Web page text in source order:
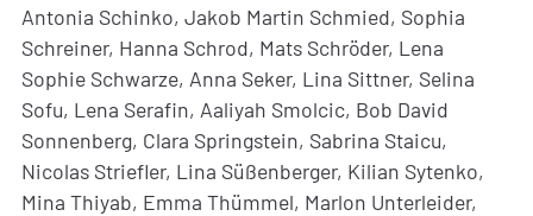
Antonia Schinko, Jakob Martin Schmied, Sophia
Schreiner, Hanna Schrod, Mats Schröder, Lena
Sophie Schwarze, Anna Seker, Lina Sittner, Selina
Sofu, Lena Serafin, Aaliyah Smolcic, Bob David
Sonnenberg, Clara Springstein, Sabrina Staicu,
Nicolas Striefler, Lina Süßenberger, Kilian Sytenko,
Mina Thiyab, Emma Thümmel, Marlon Unterleider,